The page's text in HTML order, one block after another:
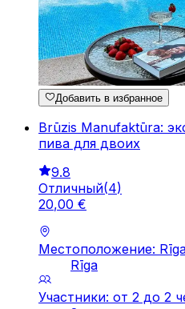
Добавить в избранное
Brūzis Manufaktūra:
пива для двоих
9.8
Отличный(4)
20,00 €
Местоположение:
Rīga
Участники: от 2 до 2